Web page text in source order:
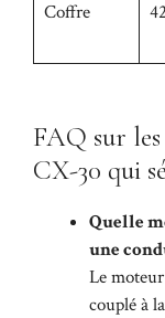
Coffre
FAQ sur
CX-30 qui
Quelle
une
Le
couplé à